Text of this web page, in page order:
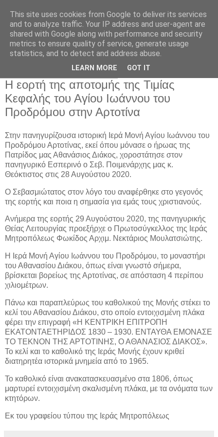
Αρχική Σελίδα
Η εορτή της αποτομής της Τιμίας
Κεφαλής του Αγίου Ιωάννου του
Προδρόμου στην Αρτοτίνα
Στην πανηγυρίζουσα ιστορική Ιερά Μονή Αγίου Ιωάννου του
Προδρόμου Αρτοτίνας, εκεί όπου μόνασε ο ήρωας της
Πατρίδος μας Αθανάσιος Διάκος, χοροστάτησε στον
πανηγυρικό Εσπερινό ο Σεβ. Ποιμενάρχης μας κ.
Θεόκτιστος στις 28 Αυγούστου 2020.
Ο Σεβασμιώτατος στον λόγο του αναφέρθηκε στο γεγονός
της εορτής και ποια η σημασία για εμάς τους χριστιανούς.
Ανήμερα της εορτής 29 Αυγούστου 2020, της πανηγυρικής
Θείας Λειτουργίας προεξήρχε ο Πρωτοσύγκελλος της Ιεράς
Μητροπόλεως Φωκίδος Αρχιμ. Νεκτάριος Μουλατσιώτης.
Η Ιερά Μονή Αγίου Ιωάννου του Προδρόμου, το μοναστήρι
του Αθανασίου Διάκου, όπως είναι γνωστό σήμερα,
βρίσκεται βορείως της Αρτοτίνας, σε απόσταση 4 περίπου
χιλιομέτρων.
Πάνω και παραπλεύρως του καθολικού της Μονής στέκει το
κελί του Αθανασίου Διάκου, στο οποίο εντοιχισμένη πλάκα
φέρει την επιγραφή «Η ΚΕΝΤΡΙΚΗ ΕΠΙΤΡΟΠΗ
ΕΚΑΤΟΝΤΑΕΤΗΡΙΔΟΣ 1830 – 1930. ΕΝΤΑΥΘΑ ΕΜΟΝΑΣΕ
ΤΟ ΤΕΚΝΟΝ ΤΗΣ ΑΡΤΟΤΙΝΗΣ, Ο ΑΘΑΝΑΣΙΟΣ ΔΙΑΚΟΣ».
Το κελί και το καθολικό της Ιεράς Μονής έχουν κριθεί
διατηρητέα ιστορικά μνημεία από το 1965.
Το καθολικό είναι ανακατασκευασμένο στα 1806, όπως
μαρτυρεί εντοιχισμένη σκαλισμένη πλάκα, με τα ονόματα των
κτητόρων.
Εκ του γραφείου τύπου της Ιεράς Μητροπόλεως
This site uses cookies from Google to deliver its services
and to analyze traffic. Your IP address and user-agent are
shared with Google along with performance and security
metrics to ensure quality of service, generate usage
statistics, and to detect and address abuse.
LEARN MORE GOT IT